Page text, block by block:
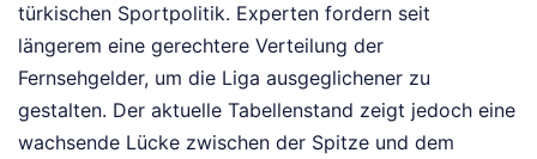
türkischen Sportpolitik. Experten fordern seit
längerem eine gerechtere Verteilung der
Fernsehgelder, um die Liga ausgeglichener zu
gestalten. Der aktuelle Tabellenstand zeigt jedoch eine
wachsende Lücke zwischen der Spitze und dem